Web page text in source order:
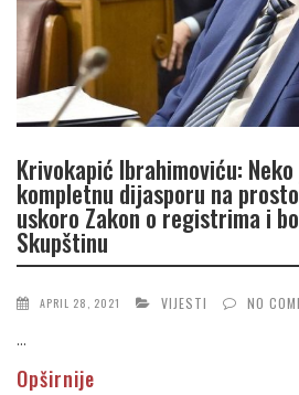
Krivokapić Ibrahimoviću:
kompletnu dijasporu na
uskoro Zakon o registrima i
Skupštinu
APRIL 28, 2021 VIJESTI NO
...
Opširnije